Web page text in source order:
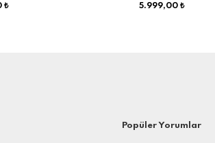
₺ 5.999,00 ₺
Popüler Yorumlar